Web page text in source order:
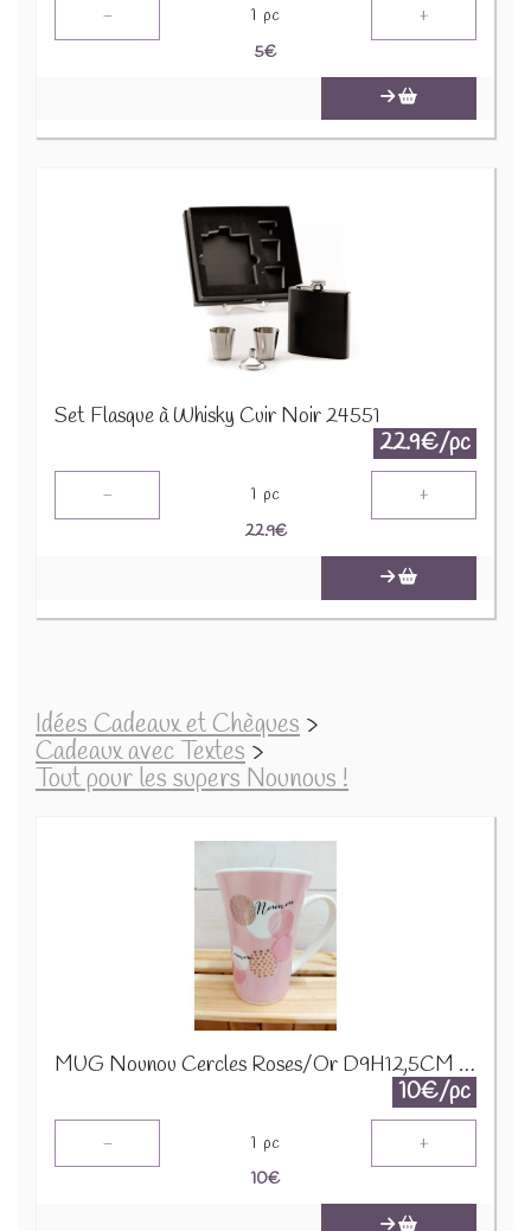
- 1 pc +
5€
Set Flasque à Whisky Cuir Noir 24551
22.9€/pc
- 1 pc +
22.9€
Idées Cadeaux et Chèques >
Cadeaux avec Textes >
Tout pour les supers Nounous !
MUG Nounou Cercles Roses/Or D9H12,5CM 24320
10€/pc
- 1 pc +
10€